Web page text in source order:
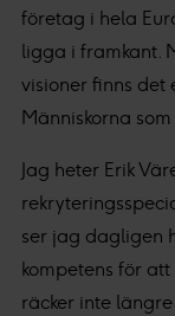
företag i hela
ligga i framkant.
visioner finns det
Människorna
Jag heter Erik
ser jag dagligen
kompetens för
räcker inte